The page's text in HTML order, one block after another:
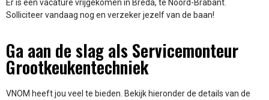
Er is een vacature vrijgekomen in Breda, te Noord-Brabant.
Solliciteer vandaag nog en verzeker jezelf van de baan!
Ga aan de slag als Servicemonteur
Grootkeukentechniek
VNOM heeft jou veel te bieden. Bekijk hieronder de details van de